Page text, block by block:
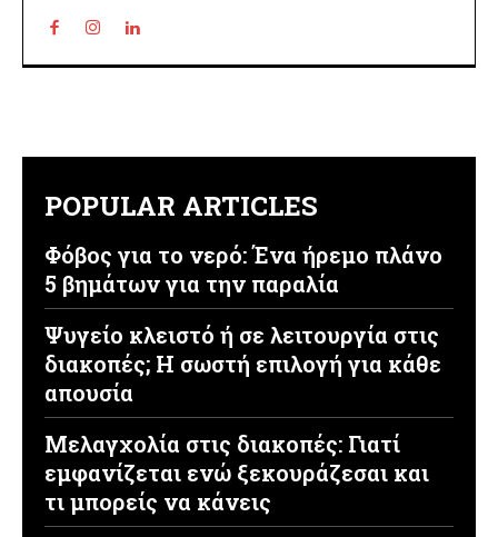
POPULAR ARTICLES
Φόβος για το νερό: Ένα ήρεμο πλάνο
5 βημάτων για την παραλία
Ψυγείο κλειστό ή σε λειτουργία στις
διακοπές; Η σωστή επιλογή για κάθε
απουσία
Μελαγχολία στις διακοπές: Γιατί
εμφανίζεται ενώ ξεκουράζεσαι και
τι μπορείς να κάνεις